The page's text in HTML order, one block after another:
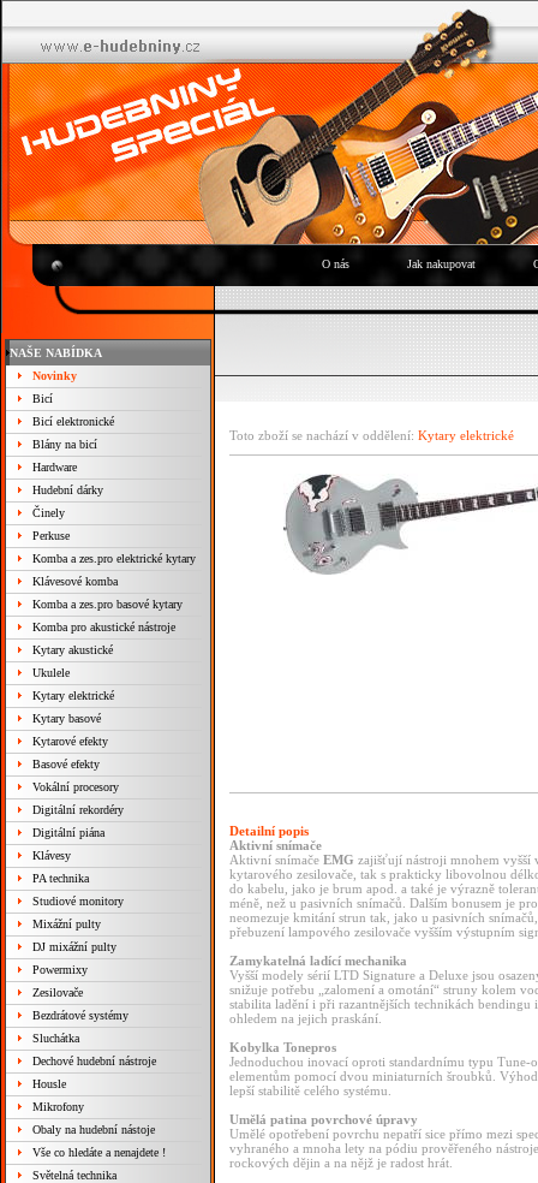
O nás Jak nakupovat
NAŠE NABÍDKA
Novinky
Bicí
Bicí elektronické
Blány na bicí
Hardware
Hudební dárky
Činely
Perkuse
Komba a zes.pro elektrické kytary
Klávesové komba
Komba a zes.pro basové kytary
Komba pro akustické nástroje
Kytary akustické
Ukulele
Kytary elektrické
Kytary basové
Kytarové efekty
Basové efekty
Vokální procesory
Digitální rekordéry
Digitální piána
Klávesy
PA technika
Studiové monitory
Mixážní pulty
DJ mixážní pulty
Powermixy
Zesilovače
Bezdrátové systémy
Sluchátka
Dechové hudební nástroje
Housle
Mikrofony
Obaly na hudební nástoje
Vše co hledáte a nenajdete !
Světelná technika
Toto zboží se nachází v oddělení: Kytary elektrické
Detailní popis
Aktivní snímače
Aktivní snímače EMG zajišťují nástroji mnohem vyšší
kytarového zesilovače, tak s prakticky libovolnou
do kabelu, jako je brum apod. a také je výrazně
méně, než u pasivních snímačů. Dalším bonusem je
neomezuje kmitání strun tak, jako u pasivních
přebuzení lampového zesilovače vyšším výstupním
Zamykatelná ladící mechanika
Vyšší modely sérií LTD Signature a Deluxe jsou
snižuje potřebu „zalomení a omotání“ struny kolem
stabilita ladění i při razantnějších technikách
ohledem na jejich praskání.
Kobylka Tonepros
Jednoduchou inovací oproti standardnímu typu
elementům pomocí dvou miniaturních šroubků.
lepší stabilitě celého systému.
Umělá patina povrchové úpravy
Umělé opotřebení povrchu nepatří sice přímo mezi
vyhraného a mnoha lety na pódiu prověřeného
rockových dějin a na nějž je radost hrát.